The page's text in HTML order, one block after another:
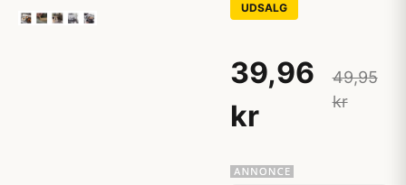
UDSALG
39,96
kr
49,95
kr